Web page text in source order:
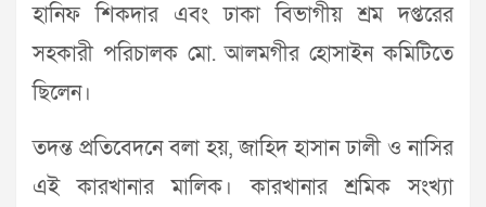
হানিফ শিকদার এবং ঢাকা বিভাগীয় শ্রম দপ্তরের
সহকারী পরিচালক মো. আলমগীর হোসাইন কমিটিতে
ছিলেন।
তদন্ত প্রতিবেদনে বলা হয়, জাহিদ হাসান ঢালী ও নাসির
এই কারখানার মালিক। কারখানার শ্রমিক সংখ্যা